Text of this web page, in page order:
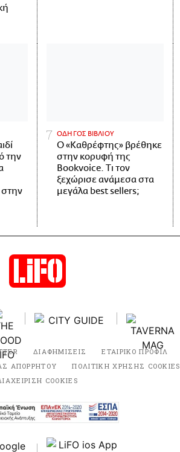
την
στην
ΟΔΗΓΟΣ ΒΙΒΛΙΟΥ
Ο «Καθρέφτης» βρέθηκε
στην κορυφή της
Bookvoice. Τι τον
ξεχώρισε ανάμεσα στα
μεγάλα best sellers;
ΔΙΑΦΗΜΙΣΕΙΣ ΕΤΑΙΡΙΚΟ ΠΡΟΦΙΛ
ΑΠΟΡΡΗΤΟΥ
ΠΟΛΙΤΙΚΗ ΧΡΗΣΗΣ COOKIES
COOKIES